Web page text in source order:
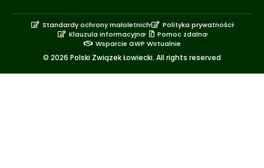
© 2026 Polski Związek Łowiecki. All rights reserved
Standardy ochrony małoletnich
Polityka prywatności
Klauzula informacyjna
Pomoc zdalna
Wsparcie GWP Wirtualnie